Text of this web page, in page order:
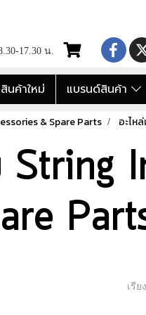
17.30 น.
นค้าใหม่ แบรนด์สินค้า
& Spare Parts อะไห
ย
เรี